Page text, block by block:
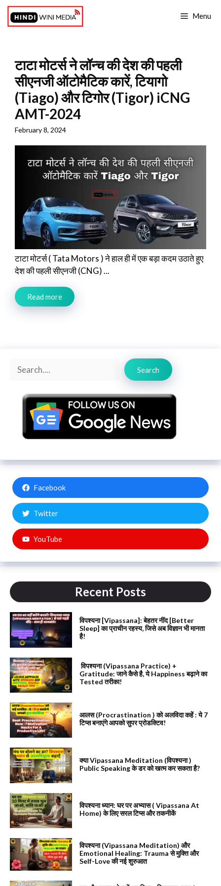
Skip
content
Menu
टाटा मोटर्स ने लॉन्च की देश की पहली
सीएनजी ऑटोमैटिक कारें, टियागो
(Tiago) और टिगोर (Tigor) iCNG
AMT-2024
February 8, 2024
टाटा मोटर्स ( Tata Motors ) ने हाल ही में एक बड़ा कदम उठाते हुए
देश की पहली सीएनजी (CNG) ...
Read more
Search
Search
Facebook
Twitter
YouTube
Recent Posts
विपश्यना [Vipassana]: बेहतर नींद [Better
Sleep] का प्राचीन रहस्य, जिसे अब विज्ञान भी मानता
है!
विपश्यना (Vipassana Practice) +
Gratitude: जाने कैसे है, ये Happiness बढ़ाने का
Tested तरीका!
आलस (Procrastination ) को अलविदा कहें : ये 7
टिप्स बनाएंगे आपको सुपर प्रोडक्टिव!
क्या Vipassana Meditation (विपश्यना )
Public Speaking के डर को खत्म कर सकता है?
विपश्यना ध्यान: घर पर अभ्यास ( Vipassana At
Home) के लिए सरल टिप्स और तकनीकें
विपश्यना (Vipassana Meditation) और
Emotional Healing: Trauma से मुक्ति और
Self-Love की नई शुरुआत